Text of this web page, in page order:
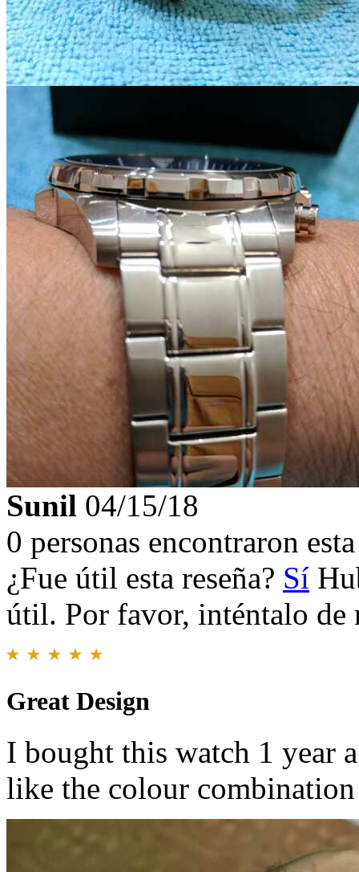
Sunil 04/15/18
0 personas encontraron
¿Fue útil esta reseña? Sí
útil. Por favor, inténtalo de
Great Design
I bought this watch 1 year
like the colour